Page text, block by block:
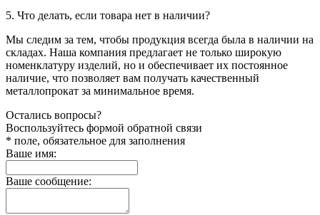
5. Что делать, если товара нет в наличии?
Мы следим за тем, чтобы продукция всегда была в наличии на
складах. Наша компания предлагает не только широкую
номенклатуру изделий, но и обеспечивает их постоянное
наличие, что позволяет вам получать качественный
металлопрокат за минимальное время.
Остались вопросы?
Воспользуйтесь формой обратной связи
* поле, обязательное для заполнения
Ваше имя:
Ваше сообщение: